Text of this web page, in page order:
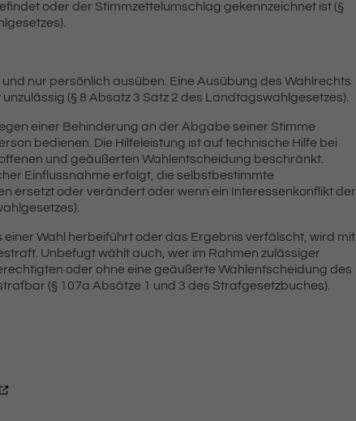
oder der Stimmzettelumschlag gekennzeichnet ist (§
nur persönlich ausüben. Eine Ausübung des Wahlrechts
(§ 8 Absatz 3 Satz 2 des Landtagswahlgesetzes).
einer Behinderung an der Abgabe seiner Stimme
bedienen. Die Hilfeleistung ist auf technische Hilfe bei
und geäußerten Wahlentscheidung beschränkt.
Einflussnahme erfolgt, die selbstbestimmte
ersetzt oder verändert oder wenn ein Interessenkonflikt der
Wahl herbeiführt oder das Ergebnis verfälscht, wird mit
Unbefugt wählt auch, wer im Rahmen zulässiger
oder ohne eine geäußerte Wahlentscheidung des
(§ 107a Absätze 1 und 3 des Strafgesetzbuches).